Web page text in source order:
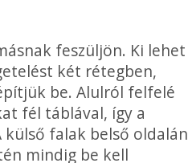
feszüljön. Ki lehet
két rétegben,
be. Alulról felfelé
fél táblával, így a
falak belső oldalán
mindig be kell